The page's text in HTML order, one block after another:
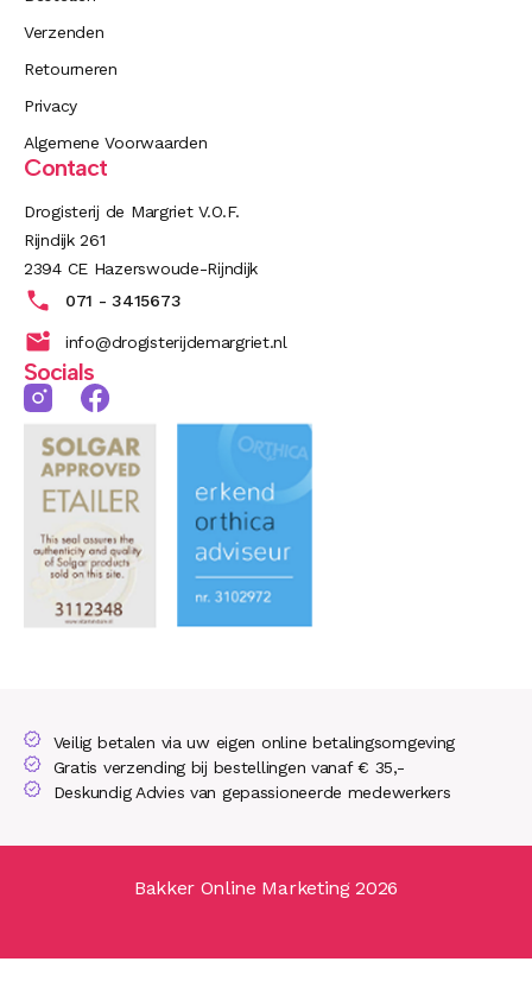
Verzenden
Retourneren
Privacy
Algemene Voorwaarden
Contact
Drogisterij de Margriet V.O.F.
Rijndijk 261
2394 CE Hazerswoude-Rijndijk
071 - 3415673
info@drogisterijdemargriet.nl
Socials
Veilig betalen via uw eigen online betalingsomgeving
Gratis verzending bij bestellingen vanaf € 35,-
Deskundig Advies van gepassioneerde medewerkers
Bakker Online Marketing 2026